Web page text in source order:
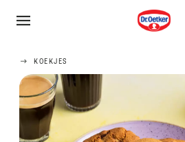
KOEKJES